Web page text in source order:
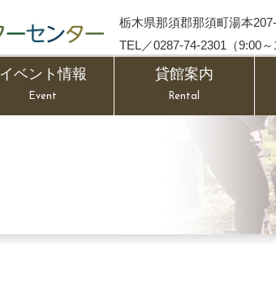
栃木県那須郡那須町湯本
TEL／0287-74-2301（9:00
イベント情報
Event
貸館案内
Rental